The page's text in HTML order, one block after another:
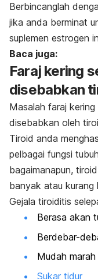
Berbincanglah
jika anda berminat
suplemen estrogen
Baca juga:
Faraj kering
disebabkan
Masalah faraj
disebabkan oleh
Tiroid anda
pelbagai fungsi
bagaimanapun,
banyak atau kurang
Gejala tiroiditis
Berasa akan
Berdebar-
Mudah marah
Sukar tidur